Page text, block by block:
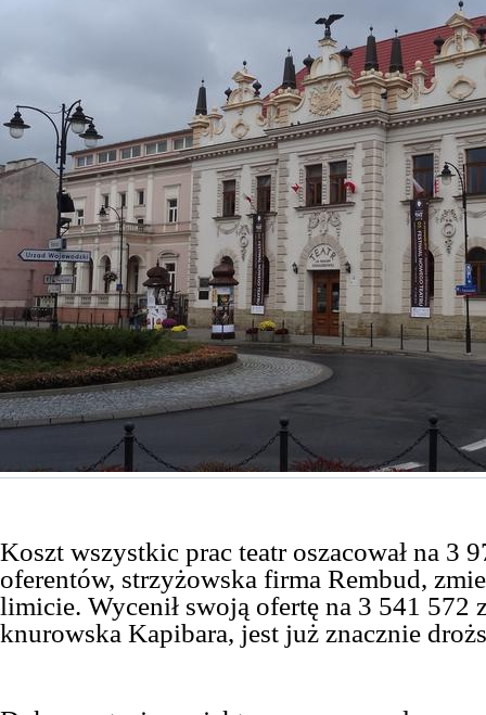
Koszt wszystkic prac teatr oszacował na 3
oferentów, strzyżowska firma Rembud,
limicie. Wycenił swoją ofertę na 3 541 572
knurowska Kapibara, jest już znacznie